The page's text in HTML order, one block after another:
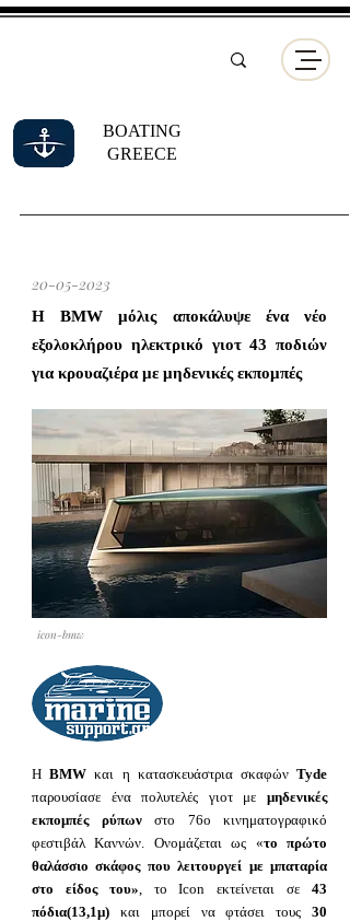
BOATING
GREECE
20-05-2023
Η BMW μόλις αποκάλυψε ένα νέο
εξολοκλήρου ηλεκτρικό γιοτ 43 ποδιών
για κρουαζιέρα με μηδενικές εκπομπές
icon-bmw
ΗBMW και η κατασκευάστρια σκαφώνTyde
παρουσίασε ένα πολυτελές γιοτ με μηδενικές
εκπομπές ρύπωνστο 76ο κινηματογραφικό
φεστιβάλ Καννών. Ονομάζεται ως «το πρώτο
θαλάσσιο σκάφος που λειτουργεί με μπαταρία
στο είδος του», το Icon εκτείνεται σε43
πόδια(13,1μ) και μπορεί να φτάσει τους 30